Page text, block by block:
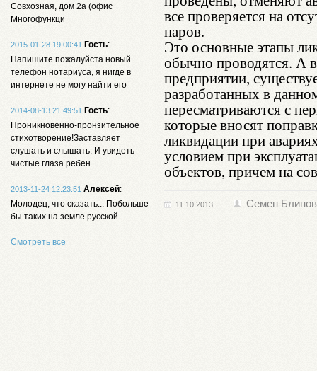
Совхозная, дом 2а (офис
Многофункци
2015-01-28 19:00:41 Гость:
Напишите пожалуйста новый
телефон нотариуса, я нигде в
интернете не могу найти его
2014-08-13 21:49:51 Гость:
Проникновенно-пронзительное
стихотворение!Заставляет
слушать и слышать. И увидеть
чистые глаза ребен
2013-11-24 12:23:51 Алексей:
Молодец, что сказать... Побольше
бы таких на земле русской...
Смотреть все
все проверяется на
паров.
Это основные этапы
обычно проводятся. А
предприятии,
разработанных в
пересматриваются с
которые вносят
ликвидации при
условием при
объектов, причем на
11.10.2013 Семен Блинов